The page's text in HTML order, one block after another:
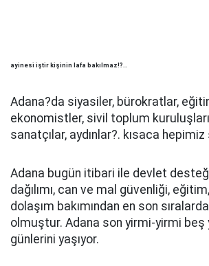
ayinesi iştir kişinin lafa bakılmaz!?..
Adana?da siyasiler, bürokratlar,
ekonomistler, sivil toplum kuruluşları,
sanatçılar, aydınlar?. kısaca hepimiz
Adana bugün itibari ile devlet
dağılımı, can ve mal güvenliği,
dolaşım bakımından en son
olmuştur. Adana son yirmi-yirmi beş
günlerini yaşıyor.